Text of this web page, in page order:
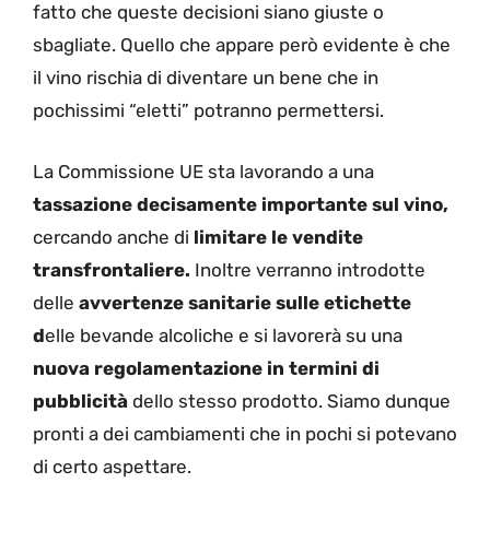
fatto che queste decisioni siano giuste o
sbagliate. Quello che appare però evidente è che
il vino rischia di diventare un bene che in
pochissimi “eletti” potranno permettersi.
La Commissione UE sta lavorando a una
tassazione decisamente importante sul vino,
cercando anche di limitare le vendite
transfrontaliere. Inoltre verranno introdotte
delle avvertenze sanitarie sulle etichette
delle bevande alcoliche e si lavorerà su una
nuova regolamentazione in termini di
pubblicità dello stesso prodotto. Siamo dunque
pronti a dei cambiamenti che in pochi si potevano
di certo aspettare.